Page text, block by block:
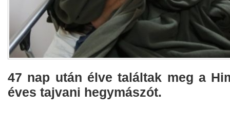
47 nap után élve találtak meg a
éves tajvani hegymászót.